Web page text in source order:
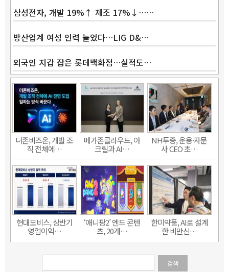
삼성전자, 개발 19%↑ 제조 17%↓……
방산업계 여성 인력 늘었다…LIG D&…
외국인 지갑 잡은 롯데백화점…실적도…
더존비즈온, 개발 조
직 전체에…
메가존클라우드, 아
크릴과 AI…
NH투증, 운용·자문
사 CEO 초…
현대모비스, 상반기
영업이익…
‘애니팡2’ 엔드 콘텐
츠, 20개…
한미약품, AI로 설계
한 비만신…
검색